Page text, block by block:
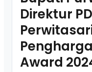
Direktur
Award